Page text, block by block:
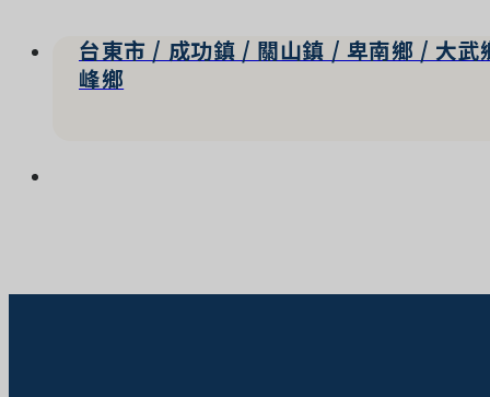
台東市 / 成功鎮 / 關山鎮 / 卑南鄉 / 大
峰鄉